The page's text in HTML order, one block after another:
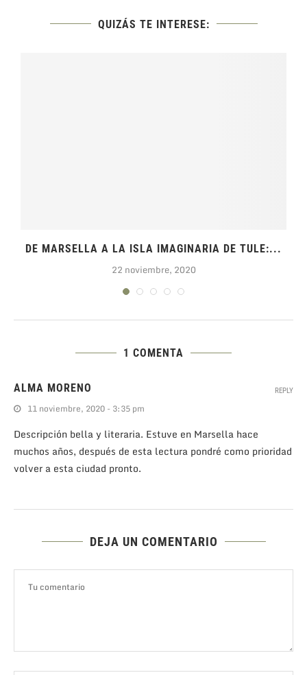
QUIZÁS TE INTERESE:
DE MARSELLA A LA ISLA IMAGINARIA DE TULE:...
22 noviembre, 2020
1 COMENTA
ALMA MORENO
11 noviembre, 2020 - 3:35 pm
Descripción bella y literaria. Estuve en Marsella hace
muchos años, después de esta lectura pondré como prioridad
volver a esta ciudad pronto.
REPLY
DEJA UN COMENTARIO